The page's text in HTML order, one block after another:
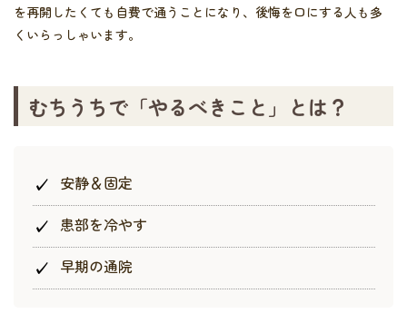
を再開したくても自費で通うことになり、後悔を口にする人も多
くいらっしゃいます。
むちうちで「やるべきこと」とは？
安静＆固定
患部を冷やす
早期の通院